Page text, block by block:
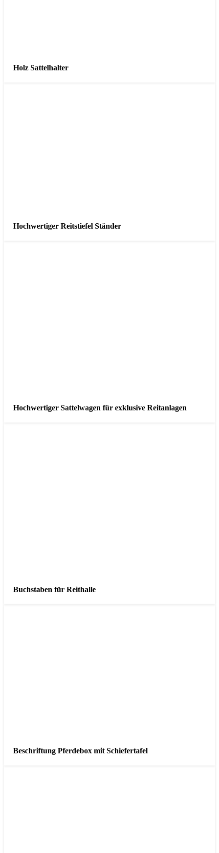
Holz Sattelhalter
Hochwertiger Reitstiefel Ständer
Hochwertiger Sattelwagen für exklusive Reitanlagen
Buchstaben für Reithalle
Beschriftung Pferdebox mit Schiefertafel